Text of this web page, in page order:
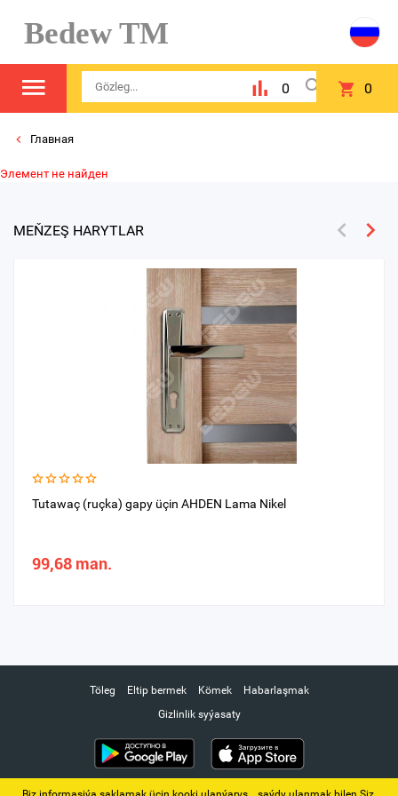
Bedew TM
0 0
Главная
Элемент не найден
MEŇZEŞ HARYTLAR
Tutawaç (ruçka) gapy üçin AHDEN Lama Nikel
99,68 man.
Töleg Eltip bermek Kömek
Habarlaşmak
Gizlinlik syýasaty